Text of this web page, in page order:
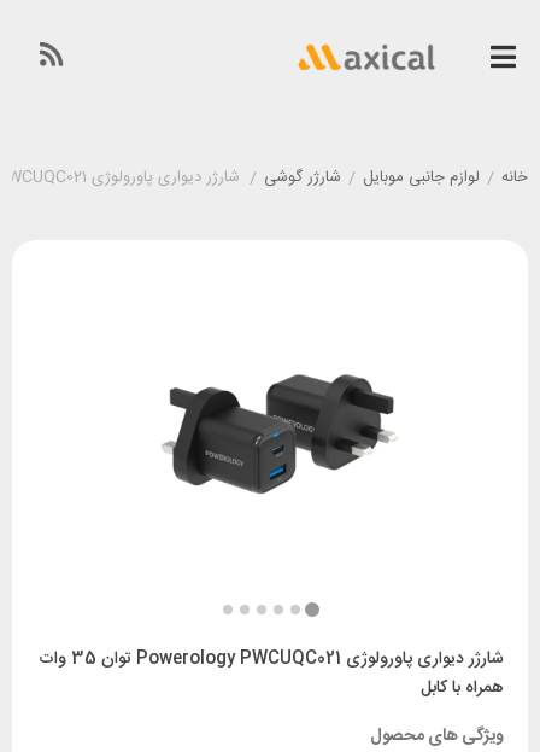
خانه / لوازم جانبی موبایل / شارژر گوشی / شارژر دیواری پاورولوژی Powerology PWCUQC021 توان 35 وات همراه با کابل
شارژر دیواری پاورولوژی Powerology PWCUQC021 توان 35 وات
همراه با کابل
ویژگی های محصول